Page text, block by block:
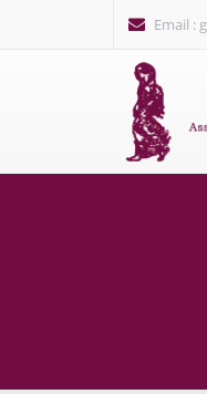
Vés al contingut Email :